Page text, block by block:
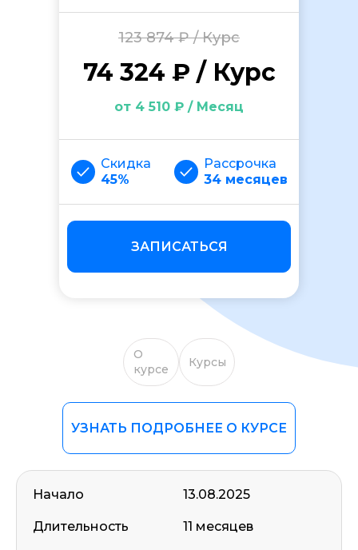
123 874 ₽ / Курс
74 324 ₽ / Курс
от 4 510 ₽ / Месяц
Скидка
45%
Рассрочка
34 месяцев
ЗАПИСАТЬСЯ
О
курсе
Курсы
УЗНАТЬ ПОДРОБНЕЕ О КУРСЕ
Начало
Длительность
13.08.2025
11 месяцев